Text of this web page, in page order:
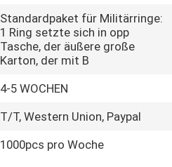
Standardpaket für Militärringe:
1 Ring setzte sich in opp
Tasche, der äußere große
Karton, der mit B
4-5 WOCHEN
T/T, Western Union, Paypal
1000pcs pro Woche